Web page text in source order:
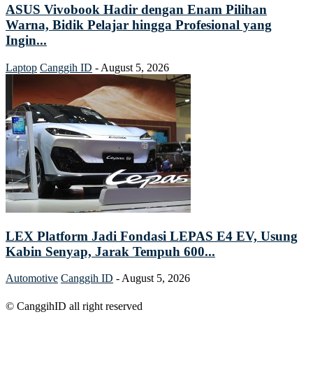
ASUS Vivobook Hadir dengan Enam Pilihan
Warna, Bidik Pelajar hingga Profesional yang
Ingin...
Laptop Canggih ID - August 5, 2026
LEX Platform Jadi Fondasi LEPAS E4 EV, Usung
Kabin Senyap, Jarak Tempuh 600...
Automotive Canggih ID - August 5, 2026
© CanggihID all right reserved